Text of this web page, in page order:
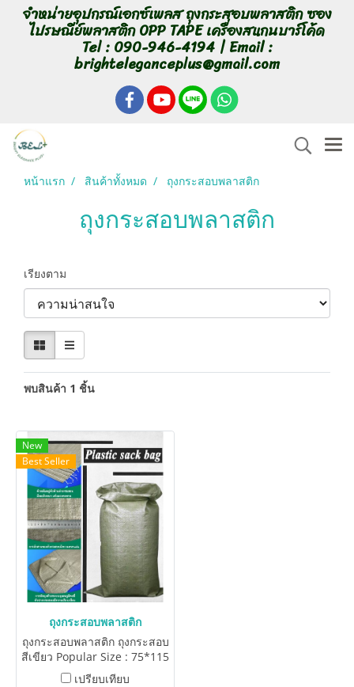
จำหน่ายอุปกรณ์เอกซ์เพลส ถุงกระสอบพลาสติก ซอง
ไปรษณีย์พลาสติก OPP TAPE เครื่องสแกนบาร์โค้ด
Tel : 090-946-4194 | Email :
brighteleganceplus@gmail.com
หน้าแรก สินค้าทั้งหมด ถุงกระสอบพลาสติก
ถุงกระสอบพลาสติก
เรียงตาม
พบสินค้า 1 ชิ้น
New
Best Seller
ถุงกระสอบพลาสติก
ถุงกระสอบพลาสติก ถุงกระสอบ
สีเขียว Popular Size : 75*115
cm. 100*120 cm.
เปรียบเทียบ